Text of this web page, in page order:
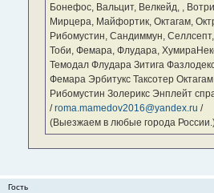
Бонефос, Вальцит, Велкейд, ,
Мирцера, Майфортик, Октагам,
Рибомустин, Сандиммун, Селлсепт,
Тоби, Фемара, Флудара,
Темодал Флудара Зитига
Фемара Эрбитукс Таксотер
Рибомустин Золерикс Энплейт
/roma.mamedov2016@yandex.ru /
(Выезжаем в любые города
Гость